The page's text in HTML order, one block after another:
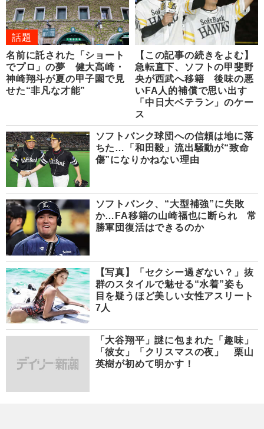
話題
名前に託された「ショート
でプロ」の夢 健大高崎・
神崎翔斗が夏の甲子園で見
せた“非凡な才能”
【この記事の続きをよむ】
急転直下、ソフトの甲斐野
央が西武へ移籍 後味の悪
いFA人的補償で思い出す
「中日大ベテラン」のケー
ス
ソフトバンク球団への信頼は地に落
ちた…「和田毅」流出騒動が“致命
傷”になりかねない理由
ソフトバンク、“大型補強”に失敗
か…FA移籍の山崎福也に断られ 常
勝軍団復活はできるのか
【写真】「セクシー過ぎない？」抜
群のスタイルで魅せる“水着”姿も
目を疑うほど美しい女性アスリート
7人
「大谷翔平」謎に包まれた「趣味」
「彼女」「クリスマスの夜」 栗山
英樹が初めて明かす！